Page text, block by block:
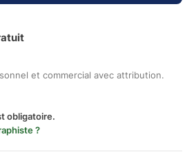
et commercial avec attribution.
obligatoire.
?